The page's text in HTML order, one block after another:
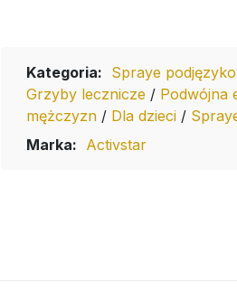
Kategoria: Spraye
Grzyby lecznicze / Podwójna
mężczyzn / Dla dzieci /
Marka: Activstar